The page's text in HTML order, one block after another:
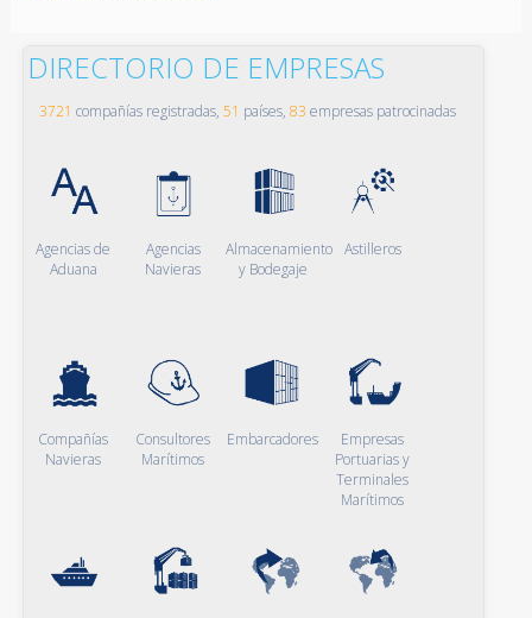
DIRECTORIO DE EMPRESAS
3721 compañías registradas, 51 países, 83 empresas patrocinadas
Agencias de
Aduana
Agencias
Navieras
Almacenamiento
y Bodegaje
Astilleros
Compañías
Navieras
Consultores
Marítimos
Embarcadores
Empresas
Portuarias y
Terminales
Marítimos